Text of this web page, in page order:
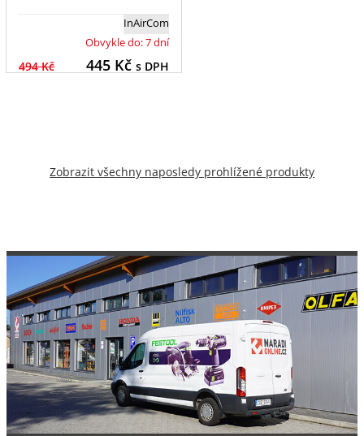
InAirCom
Obvykle do: 7 dní
494 Kč 445Kč s DPH
Zobrazit všechny naposledy prohlížené produkty